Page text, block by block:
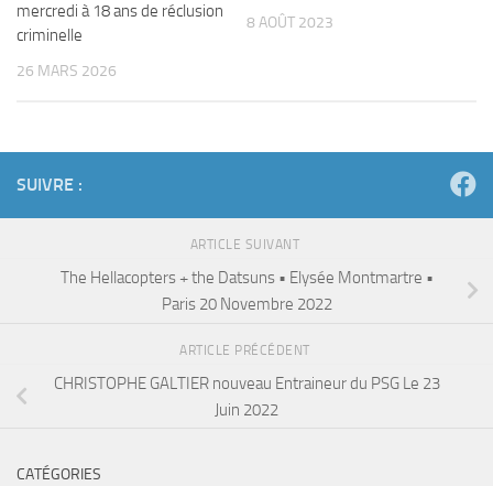
mercredi à 18 ans de réclusion
criminelle
26 MARS 2026
8 AOÛT 2023
SUIVRE :
ARTICLE SUIVANT
The Hellacopters + the Datsuns • Elysée Montmartre •
Paris 20 Novembre 2022
ARTICLE PRÉCÉDENT
CHRISTOPHE GALTIER nouveau Entraineur du PSG Le 23
Juin 2022
CATÉGORIES